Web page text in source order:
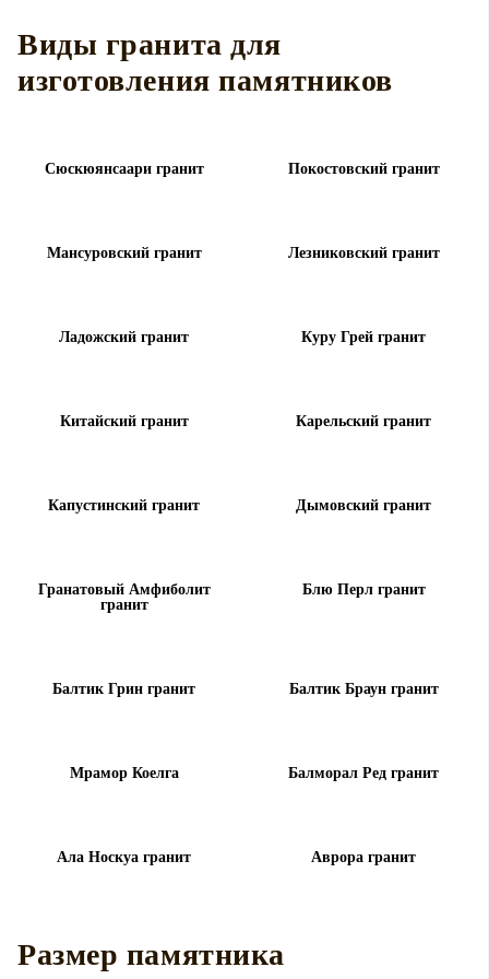
Виды гранита для
изготовления памятников
Сюскюянсаари гранит Покостовский гранит
Мансуровский гранит Лезниковский гранит
Ладожский гранит Куру Грей гранит
Китайский гранит Карельский гранит
Капустинский гранит Дымовский гранит
Гранатовый Амфиболит
гранит
Блю Перл гранит
Балтик Грин гранит Балтик Браун гранит
Мрамор Коелга Балморал Ред гранит
Ала Носкуа гранит Аврора гранит
Размер памятника